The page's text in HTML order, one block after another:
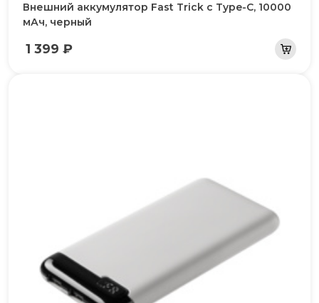
Внешний аккумулятор Fast Trick c Type-C, 10000
мАч, черный
1 399 ₽